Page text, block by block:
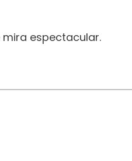
espectacular.